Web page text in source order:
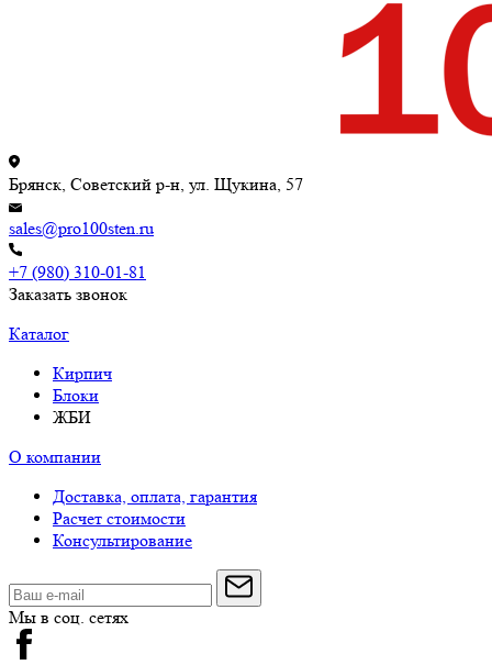
Брянск, Советский р-н, ул. Щукина, 57
sales@pro100sten.ru
+7 (980) 310-01-81
Заказать звонок
Каталог
Кирпич
Блоки
ЖБИ
О компании
Доставка, оплата, гарантия
Расчет стоимости
Консультирование
Мы в соц. сетях